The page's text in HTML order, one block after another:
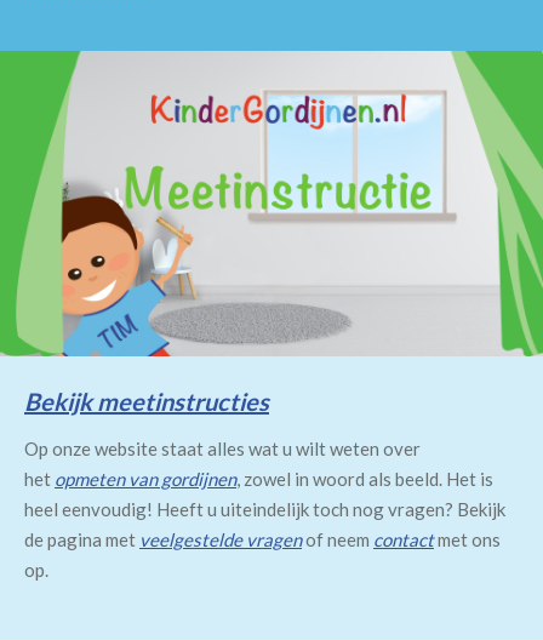
Bekijk meetinstructies
Op onze website staat alles wat u wilt weten over
het opmeten van gordijnen, zowel in woord als beeld. Het is
heel eenvoudig! Heeft u uiteindelijk toch nog vragen? Bekijk
de pagina met veelgestelde vragenof neem contactmet ons
op.